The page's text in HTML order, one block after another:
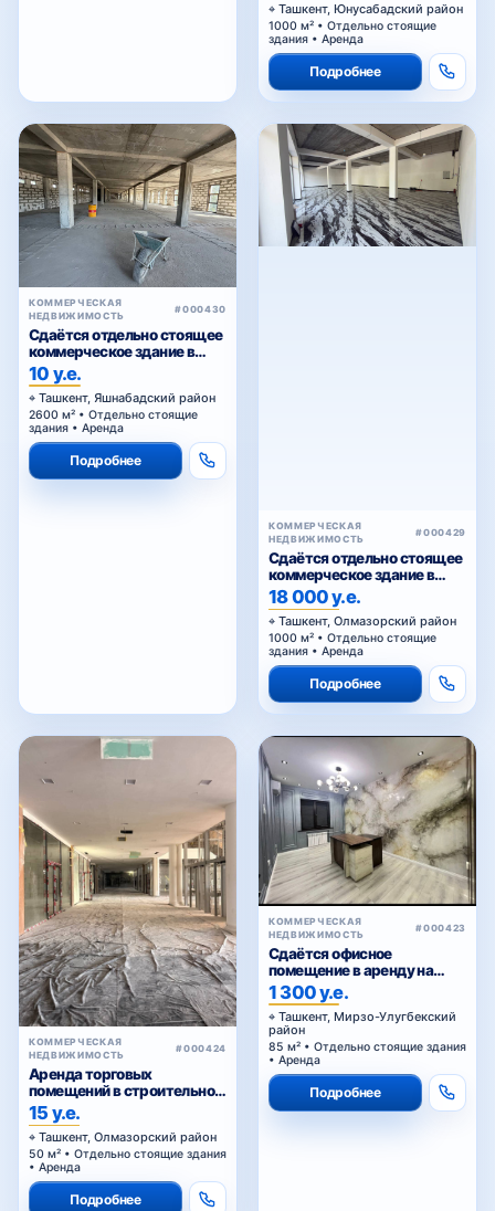
Ташкент, Юнусабадский район
1000 м² • Отдельно стоящие
здания • Аренда
Подробнее
КОММЕРЧЕСКАЯ
НЕДВИЖИМОСТЬ
#000430
Сдаётся отдельно стоящее
коммерческое здание в
аренду
10 у.е.
Ташкент, Яшнабадский район
2600 м² • Отдельно стоящие
здания • Аренда
Подробнее
КОММЕРЧЕСКАЯ
НЕДВИЖИМОСТЬ
#000429
Сдаётся отдельно стоящее
коммерческое здание в
аренду
18 000 у.е.
Ташкент, Олмазорский район
1000 м² • Отдельно стоящие
здания • Аренда
Подробнее
КОММЕРЧЕСКАЯ
НЕДВИЖИМОСТЬ
#000424
Аренда торговых
помещений в строительном
торговом центре у Жомий
базара в Ташкенте
15 у.е.
Ташкент, Олмазорский район
50 м² • Отдельно стоящие здания
• Аренда
Подробнее
КОММЕРЧЕСКАЯ
НЕДВИЖИМОСТЬ
#000423
Сдаётся офисное
помещение в аренду на
Паркенском
1 300 у.е.
Ташкент, Мирзо-Улугбекский
район
85 м² • Отдельно стоящие здания
• Аренда
Подробнее